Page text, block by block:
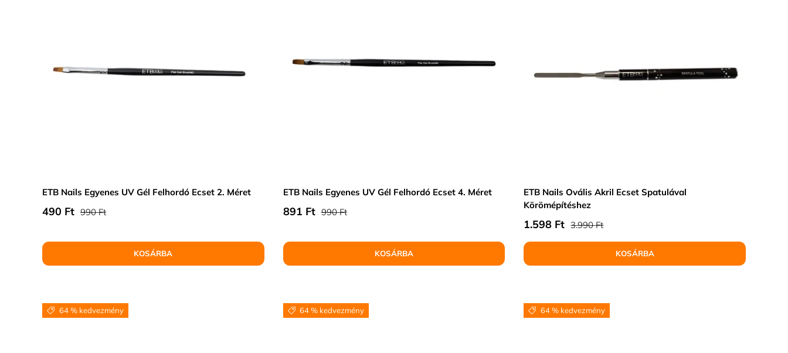
ETB Nails Egyenes UV Gél Felhordó Ecset 2. Méret
Eladási ár
490 Ft Normál ár
990 Ft
KOSÁRBA
ETB Nails Egyenes UV Gél Felhordó Ecset 4. Méret
Eladási ár
891 Ft Normál ár
990 Ft
KOSÁRBA
ETB Nails Ovális Akril Ecset Spatulával
Körömépítéshez
Eladási ár
1.598 Ft Normál ár
3.990 Ft
KOSÁRBA
64 % kedvezmény 64 % kedvezmény 64 % kedvezmény